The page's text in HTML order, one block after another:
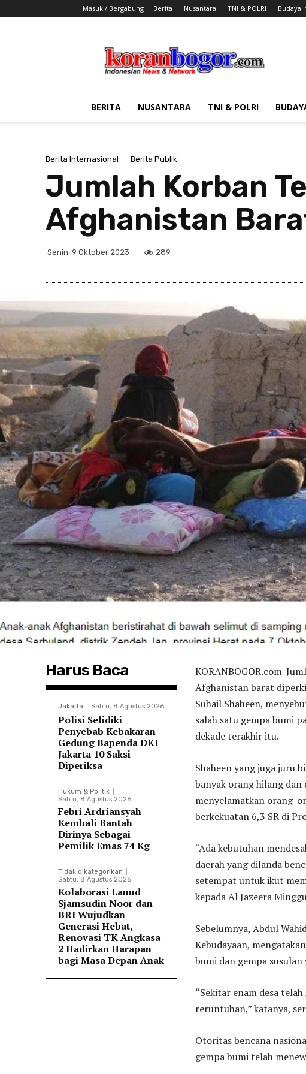
Masuk / Bergabung Berita Nusantara TNI & POLRI Budaya
Bogor
BERITA NUSANTARA TNI & POLRI
Berita Internasional Berita Publik
Jumlah Korban
Afghanistan
Senin, 9 Oktober 2023 289
Harus Baca
Jakarta Sabtu, 8 Agustus 2026
Polisi Selidiki
Penyebab Kebakaran
Gedung Bapenda DKI
Jakarta 10 Saksi
Diperiksa
Hukum & Politik
Sabtu, 8 Agustus 2026
Febri Ardriansyah
Kembali Bantah
Dirinya Sebagai
Pemilik Emas 74 Kg
Tidak dikategorikan
Sabtu, 8 Agustus 2026
Kolaborasi Lanud
Sjamsudin Noor dan
BRI Wujudkan
Generasi Hebat,
Renovasi TK Angkasa
2 Hadirkan Harapan
bagi Masa Depan Anak
KORANBOGOR.com-
Afghanistan barat
Suhail Shaheen,
salah satu gempa bumi
dekade terakhir itu.
Shaheen yang juga juru
banyak orang hilang
menyelamatkan orang-
berkekuatan 6,3 SR di
“Ada kebutuhan
daerah yang dilanda
setempat untuk ikut
kepada Al Jazeera
Sebelumnya, Abdul
Kebudayaan,
bumi dan gempa susulan
“Sekitar enam desa
reruntuhan,” katanya,
Otoritas bencana
gempa bumi telah